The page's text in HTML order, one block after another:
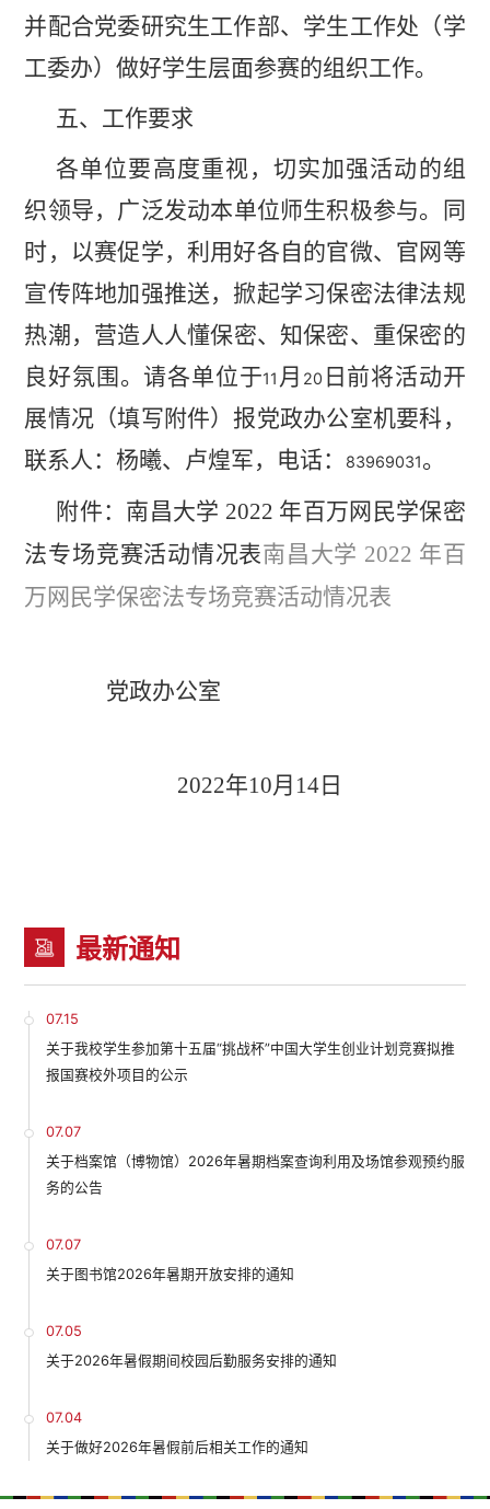
并配合党委研究生工作部、学生工作处（学
工委办）做好学生层面参赛的组织工作。
五、工作要求
各单位要高度重视，切实加强活动的组
织领导，广泛发动本单位师生积极参与。同
时，以赛促学，利用好各自的官微、 官网等
宣传阵地加强推送，掀起学习保密法律法规
热潮，营造 人人懂保密、知保密、重保密的
良好氛围。请各单位于11 月 20 日前将活动开
展情况（填写附件）报党政办公室机要科，
联系人：杨曦、卢煌军，电话：
83969031。
附件：南昌大学 2022 年百万网民学保密
法专场竞赛活动情况表南昌大学 2022 年百
万网民学保密法专场竞赛活动情况表
党政办公室
2022年10月 14 日
最新通知
07.15
关于我校学生参加第十五届“挑战杯”中国大学生创业计划竞赛拟推
报国赛校外项目的公示
07.07
关于档案馆（博物馆）2026年暑期档案查询利用及场馆参观预约服
务的公告
07.07
关于图书馆2026年暑期开放安排的通知
07.05
关于2026年暑假期间校园后勤服务安排的通知
07.04
关于做好2026年暑假前后相关工作的通知